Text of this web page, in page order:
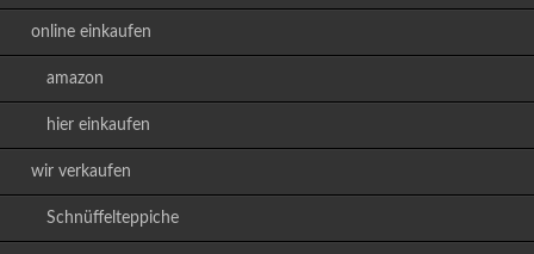
online einkaufen
amazon
hier einkaufen
wir verkaufen
Schnüffelteppiche